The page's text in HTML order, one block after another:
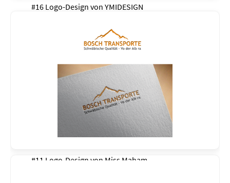
#16 Logo-Design von YMIDESIGN
#11 Logo-Design von Miss Maham